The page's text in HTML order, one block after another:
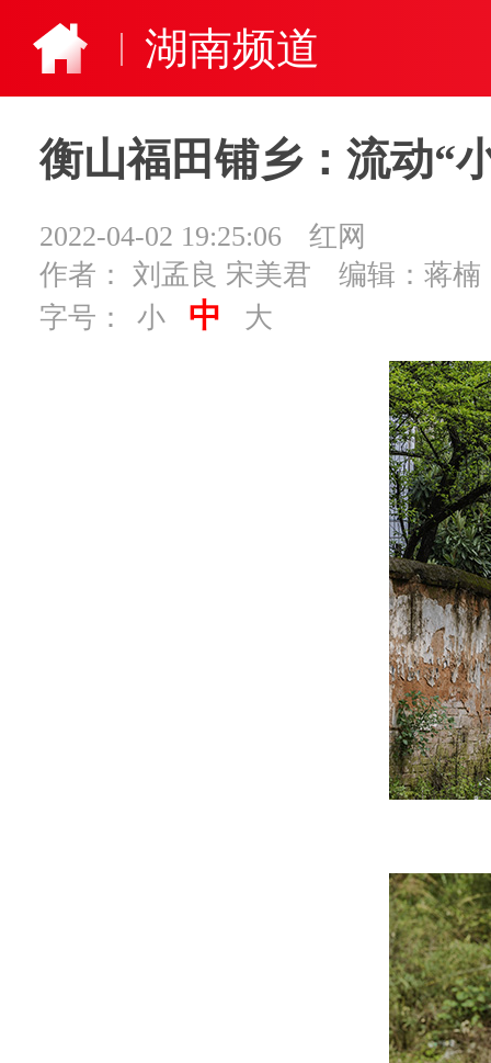
湖南频道
衡山福田铺乡：流动“
2022-04-02 19:25:06
红网
作者： 刘孟良 宋美君
编辑：蒋楠
字号：
小 中 大